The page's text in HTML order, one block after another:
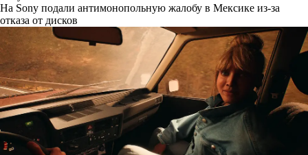
На Sony подали антимонопольную жалобу в Мексике из-за
отказа от дисков